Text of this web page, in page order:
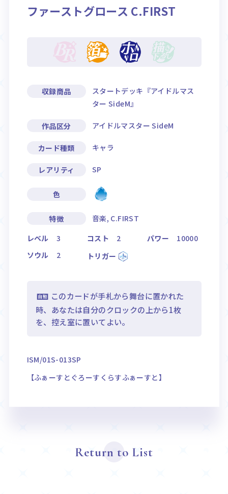
ファーストグロース C.FIRST
収録商品
スタートデッキ『アイドルマス
ター SideM』
作品区分 アイドルマスター SideM
カード種類 キャラ
レアリティ SP
色
特徴
音楽, C.FIRST
レベル
3 コスト 2 パワー
10000
ソウル
2 トリガー
このカードが手札から舞台に置かれた
時、あなたは自分のクロックの上から1枚
を、控え室に置いてよい。
ISM/01S-013SP
【ふぁーすとぐろーすくらすふぁーすと】
Return to List